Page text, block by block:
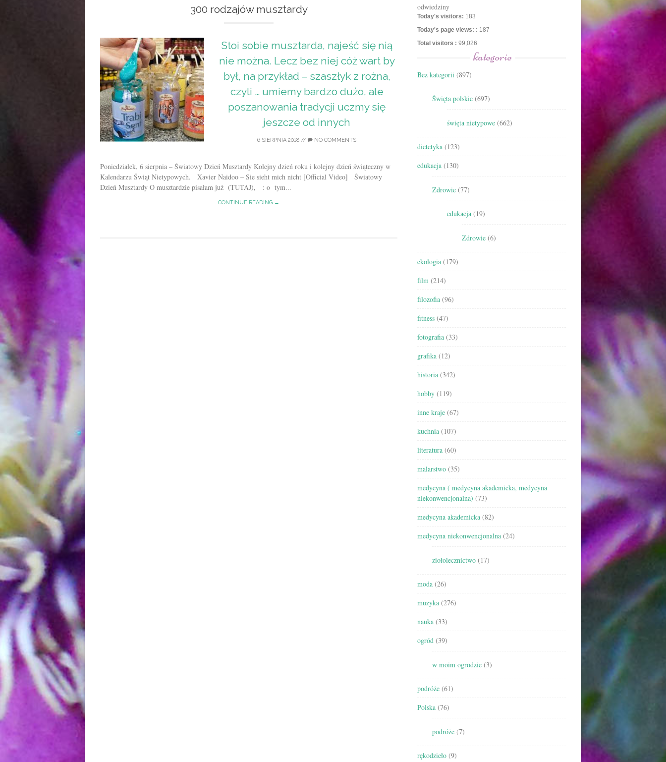
300 rodzajów musztardy
Stoi sobie musztarda, najeść się nią
nie można. Lecz bez niej cóż wart by
był, na przykład – szaszłyk z rożna,
czyli … umiemy bardzo dużo, ale
poszanowania tradycji uczmy się
jeszcze od innych
6 SIERPNIA 2018 // NO COMMENTS
Poniedziałek, 6 sierpnia – Światowy Dzień Musztardy Kolejny dzień roku i kolejny dzień świąteczny w
Kalendarzu Świąt Nietypowych. Xavier Naidoo – Sie sieht mich nicht [Official Video] Światowy
Dzień Musztardy O musztardzie pisałam już (TUTAJ), : o tym...
CONTINUE READING →
odwiedziny
Today's visitors: 183
Today's page views: : 187
Total visitors : 99,026
kategorie
Bez kategorii (897)
Święta polskie (697)
święta nietypowe (662)
dietetyka (123)
edukacja (130)
Zdrowie (77)
edukacja (19)
Zdrowie (6)
ekologia (179)
film (214)
filozofia (96)
fitness (47)
fotografia (33)
grafika (12)
historia (342)
hobby (119)
inne kraje (67)
kuchnia (107)
literatura (60)
malarstwo (35)
medycyna ( medycyna akademicka, medycyna
niekonwencjonalna) (73)
medycyna akademicka (82)
medycyna niekonwencjonalna (24)
ziołolecznictwo (17)
moda (26)
muzyka (276)
nauka (33)
ogród (39)
w moim ogrodzie (3)
podróże (61)
Polska (76)
podróże (7)
rękodzieło (9)